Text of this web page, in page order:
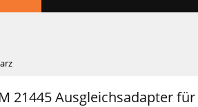
21445 Ausgleichsadapter